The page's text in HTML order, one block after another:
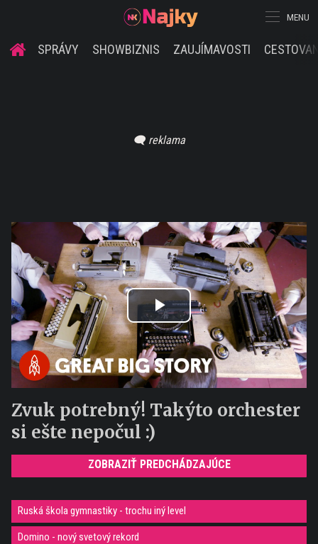
MENU
SPRÁVY SHOWBIZNIS ZAUJÍMAVOSTI
Play
Video
Zvuk potrebný! Takýto orchester
si ešte nepočul :)
ZOBRAZIŤ PREDCHÁDZAJÚCE
Ruská škola gymnastiky - trochu iný level
Domino - nový svetový rekord